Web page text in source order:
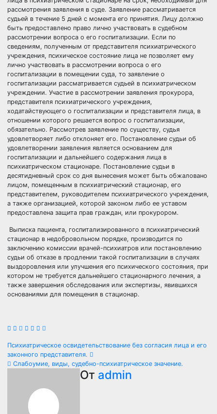
рассмотрения заявления в суде. Заявление рассматривается
судьей в течение 5 дней с момента его принятия. Лицу должно
быть предоставлено право лично участвовать в судебном
рассмотрении вопроса о его госпитализации. Если по
сведениям, полученным от представителя психиатрического
учреждения, психическое состояние лица не позволяет ему
лично участвовать в рассмотрении вопроса о его
госпитализации в помещении суда, то заявление о
госпитализации рассматривается судьей в психиатрическом
учреждении. Участие в рассмотрении заявления прокурора,
представителя психиатрического учреждения,
ходатайствующего о госпитализации и представителя лица, в
отношении которого решается вопрос о госпитализации,
обязательно. Рассмотрев заявление по существу, судья
удовлетворяет либо отклоняет его. Постановление судьи об
удовлетворении заявления является основанием для
госпитализации и дальнейшего содержания лица в
психиатрическом стационаре. Постановление судьи в
десятидневный срок со дня вынесения может быть обжаловано
лицом, помещенным в психиатрический стационар, его
представителем, руководителем психиатрического учреждения,
а также организацией, которой законом либо ее уставом
предоставлена защита прав граждан, или прокурором.
Выписка пациента, госпитализированного в психиатрический
стационар в недобровольном порядке, производится по
заключению комиссии врачей-психиатров или постановлению
судьи об отказе в продлении такой госпитализации в случаях
выздоровления или улучшения его психического состояния, при
котором не требуется дальнейшего стационарного лечения, а
также завершения обследования или экспертизы, явившихся
основаниями для помещения в стационар.
Навигация
по
записям
Психиатрическое освидетельствование без согласия лица и его
законного представителя.
Слабоумие, виды, судебно-психиатрическое значение.
От admin